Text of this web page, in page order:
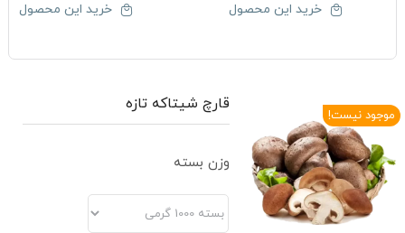
خرید این محصول خرید این محصول
موجود نیست!
قارچ شیتاکه تازه
وزن بسته
قارچ خشک شده
قارچ تازه